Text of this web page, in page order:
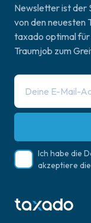
Newsletter ist der
von den neuesten
taxado optimal
Traumjob zum
Ich habe die
akzeptiere